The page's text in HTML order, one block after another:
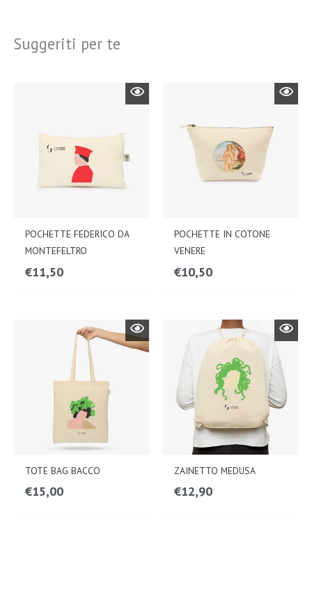
Suggeriti per te
POCHETTE FEDERICO DA
MONTEFELTRO
€11,50
POCHETTE IN COTONE
VENERE
€10,50
TOTE BAG BACCO
€15,00
ZAINETTO MEDUSA
€12,90